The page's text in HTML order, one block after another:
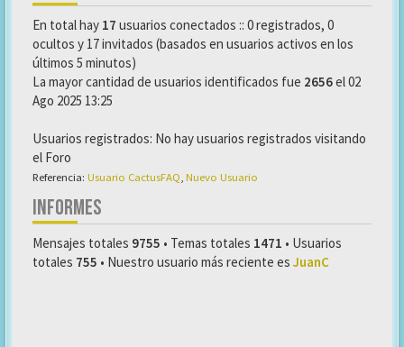
En total hay 17 usuarios conectados :: 0 registrados, 0
ocultos y 17 invitados (basados en usuarios activos en los
últimos 5 minutos)
La mayor cantidad de usuarios identificados fue 2656el 02
Ago 2025 13:25
Usuarios registrados: No hay usuarios registrados visitando
el Foro
Referencia: Usuario CactusFAQ Nuevo Usuario
INFORMES
Mensajes totales 9755 • Temas totales 1471 • Usuarios
totales 755 • Nuestro usuario más reciente es JuanC